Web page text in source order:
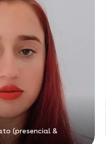
(presencial &